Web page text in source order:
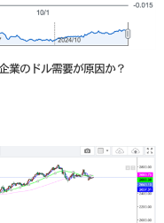
業のドル需要が原因か？